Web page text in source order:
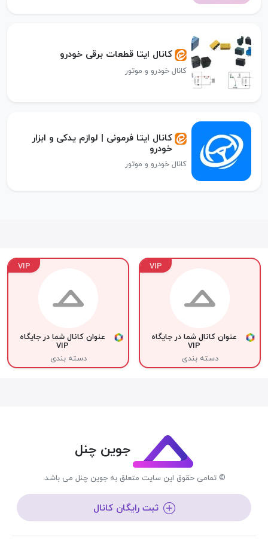
کانال ایتا قطعات برقی خودرو
کانال خودرو و موتور
کانال ایتا فرمونی | لوازم یدکی و ابزار
خودرو
کانال خودرو و موتور
VIP
عنوان کانال شما در جایگاه
VIP
دسته بندی
VIP
عنوان کانال شما در جایگاه
VIP
دسته بندی
جوین چنل
© تمامی حقوق این سایت متعلق به جوین چنل می باشد.
ثبت رایگان کانال